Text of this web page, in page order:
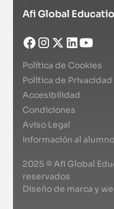
Afi Global
Política de Cookies
Política de Privacidad
Accesibilidad
Condiciones
Aviso Legal
Información al
2025 © Afi Global
reservados
Diseño de marca y